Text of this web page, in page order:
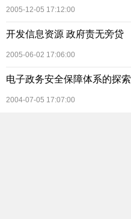
2005-12-05 17:12:00
开发信息资源 政府责无旁贷
2005-06-02 17:06:00
电子政务安全保障体系的探索
2004-07-05 17:07:00